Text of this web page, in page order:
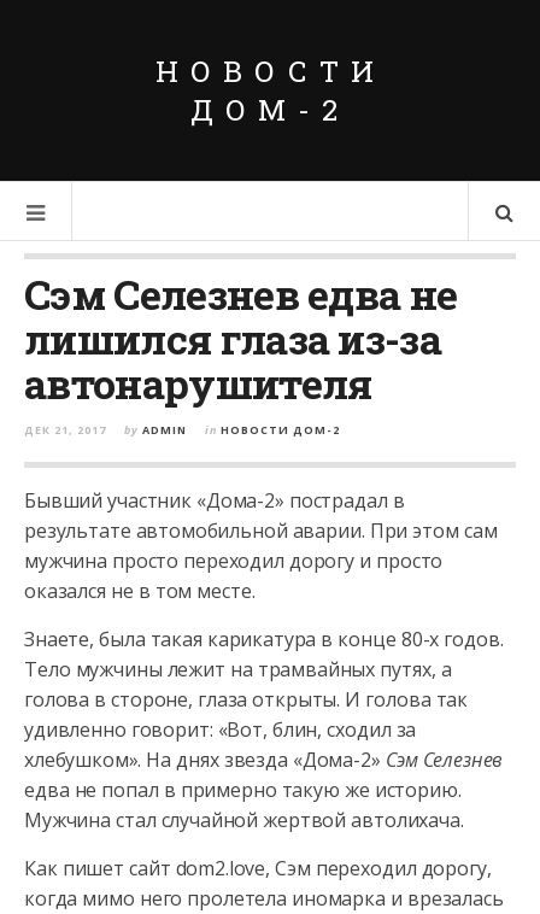
НОВОСТИ
ДОМ-2
Сэм Селезнев едва не
лишился глаза из-за
автонарушителя
ДЕК 21, 2017 by ADMIN in НОВОСТИ ДОМ-2
Бывший участник «Дома-2» пострадал в
результате автомобильной аварии. При этом сам
мужчина просто переходил дорогу и просто
оказался не в том месте.
Знаете, была такая карикатура в конце 80-х годов.
Тело мужчины лежит на трамвайных путях, а
голова в стороне, глаза открыты. И голова так
удивленно говорит: «Вот, блин, сходил за
хлебушком». На днях звезда «Дома-2» Сэм Селезнев
едва не попал в примерно такую же историю.
Мужчина стал случайной жертвой автолихача.
Как пишет сайт dom2.love, Сэм переходил дорогу,
когда мимо него пролетела иномарка и врезалась